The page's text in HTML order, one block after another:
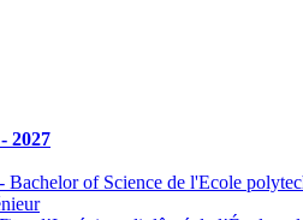
2027
Bachelor of Science de l'Ecole